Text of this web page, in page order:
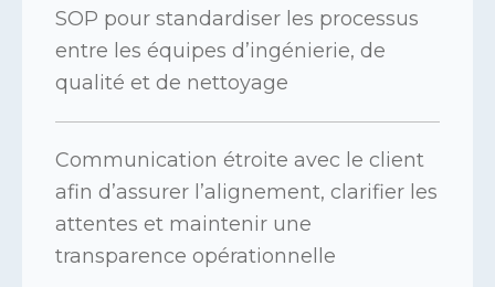
SOP pour standardiser les processus
entre les équipes d’ingénierie, de
qualité et de nettoyage
Communication étroite avec le client
afin d’assurer l’alignement, clarifier les
attentes et maintenir une
transparence opérationnelle